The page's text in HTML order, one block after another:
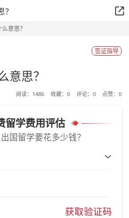
意思？
签证指导
意思？
阅读： 1486 收藏： 0 评论： 0 点赞： 0
留学费用评估
国留学要花多少钱？
获取验证码